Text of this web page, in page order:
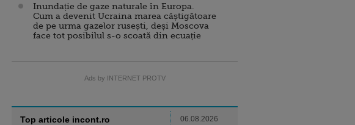
Inundație de gaze naturale în Europa.
Cum a devenit Ucraina marea câștigătoare
de pe urma gazelor rusești, deși Moscova
face tot posibilul s-o scoată din ecuație
Ads by INTERNET PROTV
Top articole incont.ro 06.08.2026